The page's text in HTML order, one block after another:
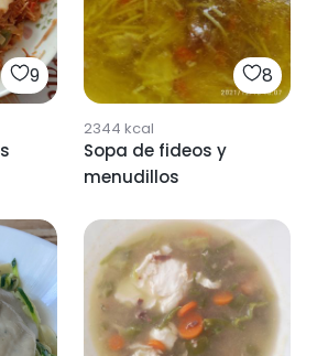
9 8
2344 kcal
Sopa de fideos y
menudillos